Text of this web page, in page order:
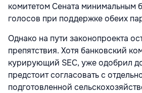
комитетом Сената минимальным
голосов при поддержке обеих
Однако на пути законопроекта
препятствия. Хотя банковский
курирующий SEC, уже одобрил
предстоит согласовать с
подготовленной